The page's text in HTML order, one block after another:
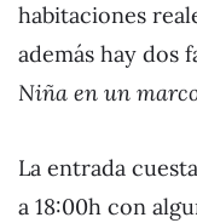
habitaciones
además hay dos
Niña en un
La entrada
a 18:00h con